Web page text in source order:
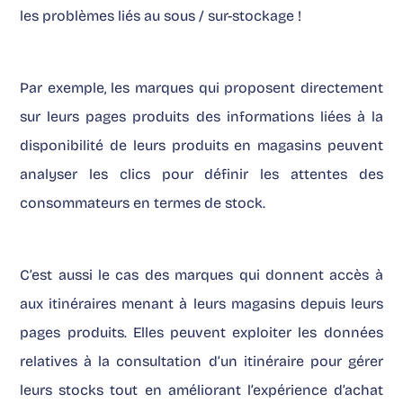
les problèmes liés au sous / sur-stockage !
Par exemple, les marques qui proposent directement
sur leurs pages produits des informations liées à la
disponibilité de leurs produits en magasins peuvent
analyser les clics pour définir les attentes des
consommateurs en termes de stock.
C’est aussi le cas des marques qui donnent accès à
aux itinéraires menant à leurs magasins depuis leurs
pages produits. Elles peuvent exploiter les données
relatives à la consultation d’un itinéraire pour gérer
leurs stocks tout en améliorant l’expérience d’achat